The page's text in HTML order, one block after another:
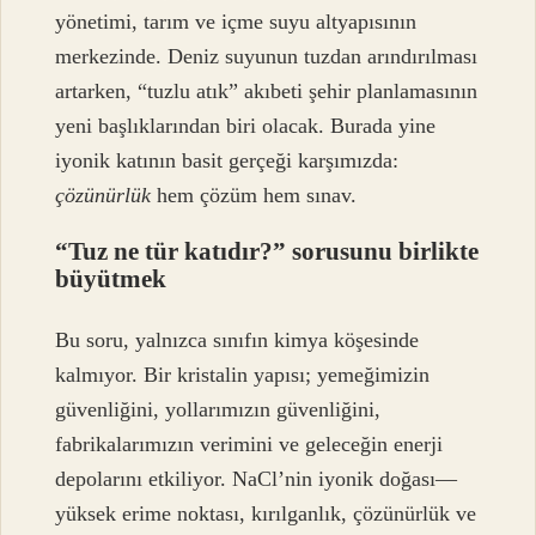
yönetimi, tarım ve içme suyu altyapısının
merkezinde. Deniz suyunun tuzdan arındırılması
artarken, “tuzlu atık” akıbeti şehir planlamasının
yeni başlıklarından biri olacak. Burada yine
iyonik katının basit gerçeği karşımızda:
çözünürlük hem çözüm hem sınav.
“Tuz ne tür katıdır?” sorusunu birlikte
büyütmek
Bu soru, yalnızca sınıfın kimya köşesinde
kalmıyor. Bir kristalin yapısı; yemeğimizin
güvenliğini, yollarımızın güvenliğini,
fabrikalarımızın verimini ve geleceğin enerji
depolarını etkiliyor. NaCl’nin iyonik doğası—
yüksek erime noktası, kırılganlık, çözünürlük ve